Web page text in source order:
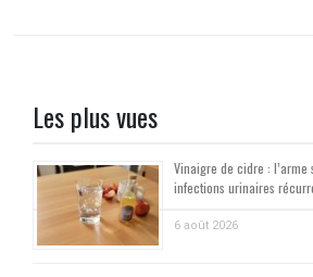
Les plus vues
Vinaigre de cidre :
infections urinaires
6 août 2026